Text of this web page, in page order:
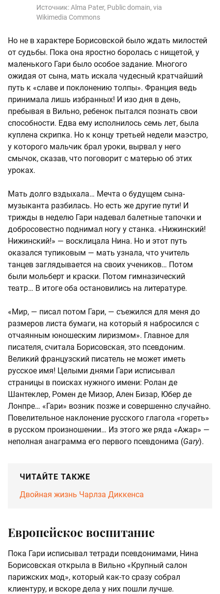
Источник:Alma Pater, Public domain, via
Wikimedia Commons
Но не в характере Борисовской было ждать милостей
от судьбы. Пока она яростно боролась с нищетой, у
маленького Гари было особое задание. Многого
ожидая от сына, мать искала чудесный кратчайший
путь к «славе и поклонению толпы». Франция ведь
принимала лишь избранных! И изо дня в день,
пребывая в Вильно, ребенок пытался познать свои
способности. Едва ему исполнилось семь лет, была
куплена скрипка. Но к концу третьей недели маэстро,
у которого мальчик брал уроки, вырвал у него
смычок, сказав, что поговорит с матерью об этих
уроках.
Мать долго вздыхала… Мечта о будущем сына-
музыканта разбилась. Но есть же другие пути! И
трижды в неделю Гари надевал балетные тапочки и
добросовестно поднимал ногу у станка. «Нижинский!
Нижинский!» — восклицала Нина. Но и этот путь
оказался тупиковым — мать узнала, что учитель
танцев заглядывается на своих учеников… Потом
были мольберт и краски. Потом гимназический
театр… В итоге оба остановились на литературе.
«Мир, — писал потом Гари, — съежился для меня до
размеров листа бумаги, на который я набросился с
отчаянным юношеским лиризмом». Главное для
писателя, считала Борисовская, это псевдоним.
Великий французский писатель не может иметь
русское имя! Целыми днями Гари исписывал
страницы в поисках нужного имени: Ролан де
Шантеклер, Ромен де Мизор, Ален Бизар, Юбер де
Лонпре… «Гари» возник позже и совершенно случайно.
Повелительное наклонение русского глагола «гореть»
в русском произношении… Из этого же ряда «Ажар» —
неполная анаграмма его первого псевдонима (Gary).
ЧИТАЙТЕ ТАКЖЕ
Двойная жизнь Чарлза Диккенса
Европейское воспитание
Пока Гари исписывал тетради псевдонимами, Нина
Борисовская открыла в Вильно «Крупный салон
парижских мод», который как-то сразу собрал
клиентуру, и вскоре дела у них пошли лучше.